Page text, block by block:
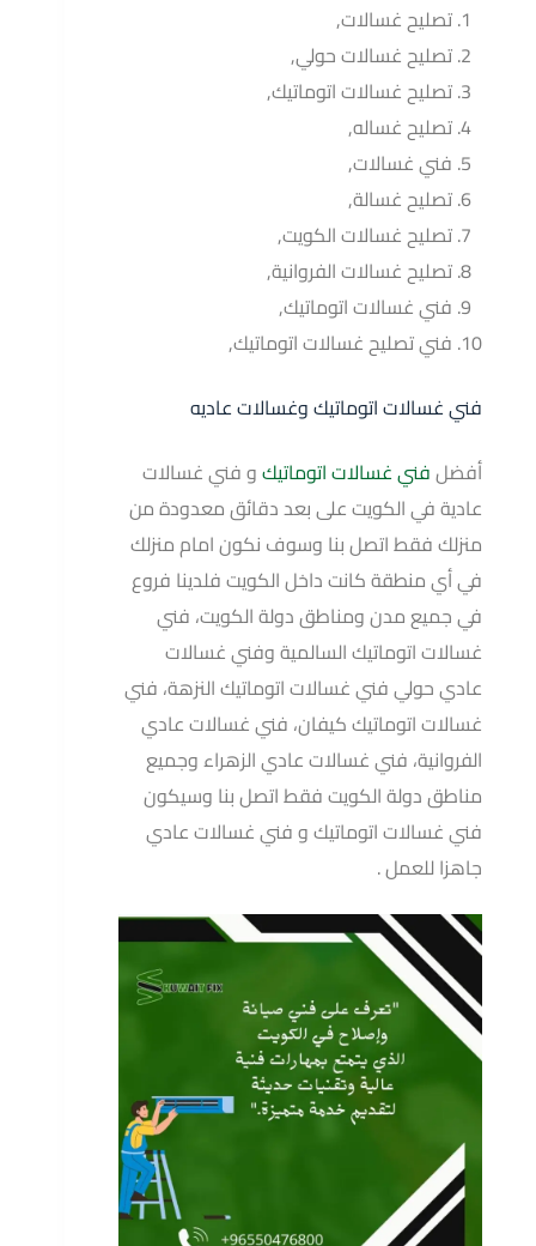
تصليح غسالات,
تصليح غسالات حولي,
تصليح غسالات اتوماتيك,
تصليح غساله,
فني غسالات,
تصليح غسالة,
تصليح غسالات الكويت,
تصليح غسالات الفروانية,
فني غسالات اتوماتيك,
فني تصليح غسالات اتوماتيك,
فني غسالات اتوماتيك وغسالات عاديه
أفضلفني غسالات اتوماتيكو فني غسالات
عادية في الكويت على بعد دقائق معدودة من
منزلك فقط اتصل بنا وسوف نكون امام منزلك
في أي منطقة كانت داخل الكويت فلدينا فروع
في جميع مدن ومناطق دولة الكويت، فني
غسالات اتوماتيك السالمية وفني غسالات
عادي حولي فني غسالات اتوماتيك النزهة، فني
غسالات اتوماتيك كيفان، فني غسالات عادي
الفروانية، فني غسالات عادي الزهراء وجميع
مناطق دولة الكويت فقط اتصل بنا وسيكون
فني غسالات اتوماتيك و فني غسالات عادي
جاهزا للعمل .